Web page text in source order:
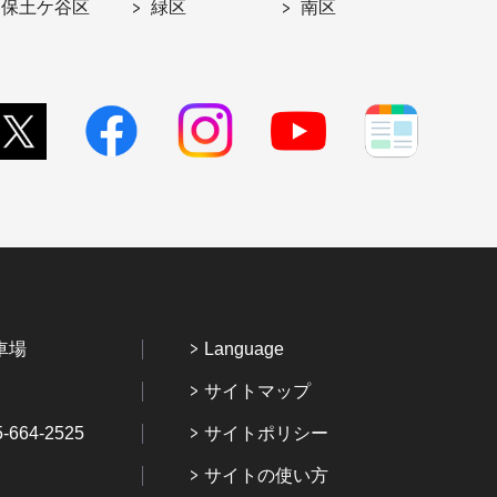
保土ケ谷区 緑区 南区
場
664-2525
Language
サイトマップ
サイトポリシー
サイトの使い方